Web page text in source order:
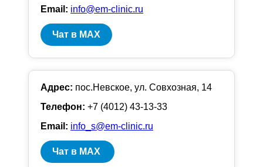
Email: info@em-clinic.ru
Чат в MAX
Адрес: пос.Невское, ул. Совхозная, 14
Телефон: +7 (4012) 43-13-33
Email: info_s@em-clinic.ru
Чат в MAX